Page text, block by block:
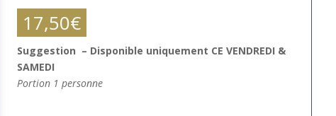
17,50€
Suggestion – Disponible uniquement CE VENDREDI &
SAMEDI
Portion 1 personne